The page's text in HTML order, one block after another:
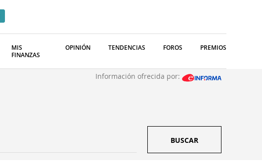
MIS
FINANZAS
OPINIÓN TENDENCIAS FOROS PREMIOS
Información ofrecida por:
BUSCAR